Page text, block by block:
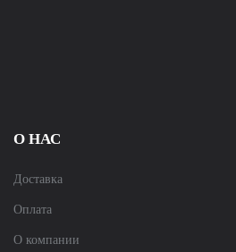
О НАС
Доставка
Оплата
О компании